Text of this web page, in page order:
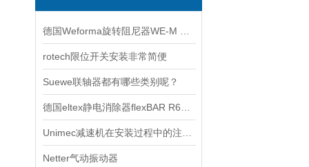
rotech限位开关安装非常简便
Suewe联轴器都有哪些类别呢？
Netter气动振动器